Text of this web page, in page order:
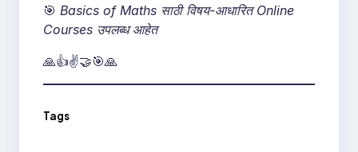
🎯 Basics of Maths साठी विषय-आधारित Online
Courses उपलब्ध आहेत
🙏👍✌️🤝🎯🙏
Tags